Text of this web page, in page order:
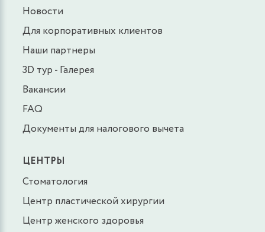
Новости
Для корпоративных клиентов
Наши партнеры
3D тур - Галерея
Вакансии
FAQ
Документы для налогового вычета
ЦЕНТРЫ
Стоматология
Центр пластической хирургии
Центр женского здоровья